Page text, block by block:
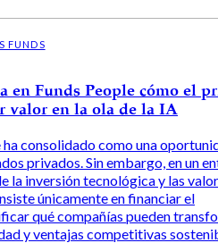
FUNDS
en Funds People cómo el
valor en la ola de la IA
consolidado como una
privados. Sin embargo, en un
la inversión tecnológica y las
únicamente en financiar el
qué compañías pueden
y ventajas competitivas